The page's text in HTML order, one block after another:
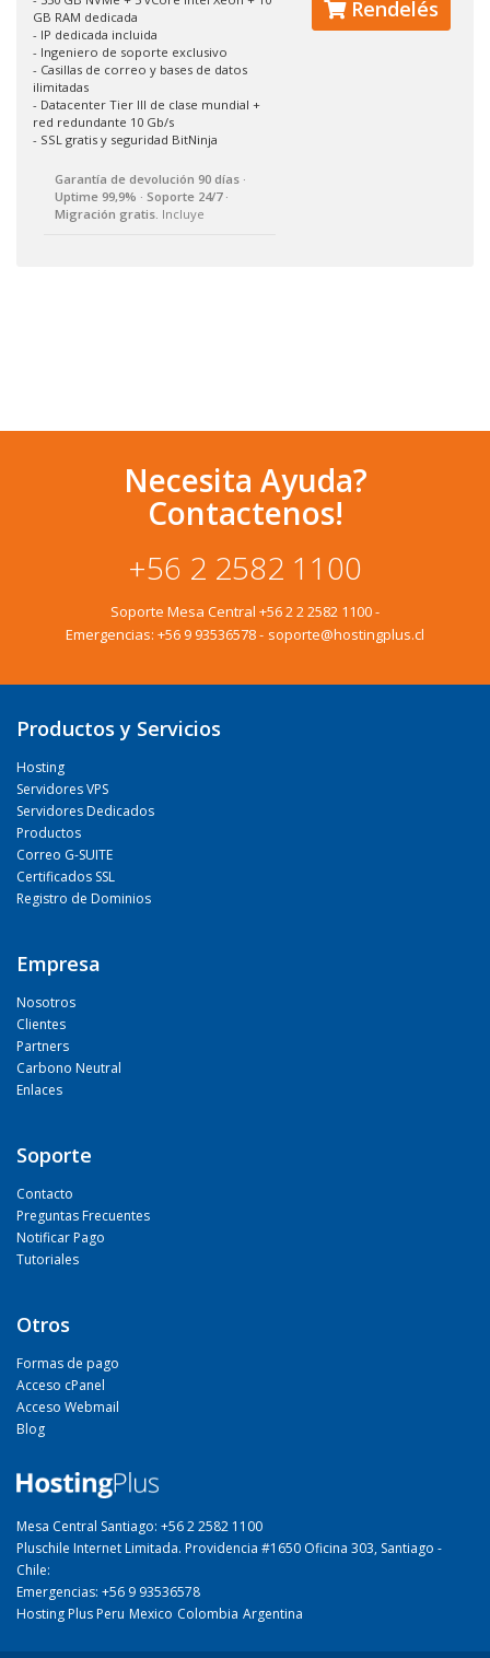
GB RAM dedicada
- IP dedicada incluida
- Ingeniero de soporte exclusivo
- Casillas de correo y bases de datos
ilimitadas
- Datacenter Tier III de clase mundial +
red redundante 10 Gb/s
- SSL gratis y seguridad BitNinja
Garantía de devolución 90 días ·
Uptime 99,9% · Soporte 24/7 ·
Migración gratis. Incluye
Rendelés
Necesita Ayuda?
Contactenos!
+56 2 2582 1100
Soporte Mesa Central +56 2 2 2582 1100-
Emergencias: +56 9 93536578- soporte@hostingplus.cl
Productos y Servicios
Hosting
Servidores VPS
Servidores Dedicados
Productos
Correo G-SUITE
Certificados SSL
Registro de Dominios
Empresa
Nosotros
Clientes
Partners
Carbono Neutral
Enlaces
Soporte
Contacto
Preguntas Frecuentes
Notificar Pago
Tutoriales
Otros
Formas de pago
Acceso cPanel
Acceso Webmail
Blog
Mesa Central Santiago: +56 2 2582 1100
Pluschile Internet Limitada. Providencia #1650 Oficina 303, Santiago -
Chile:
Emergencias: +56 9 93536578
Hosting Plus Peru Mexico Colombia Argentina